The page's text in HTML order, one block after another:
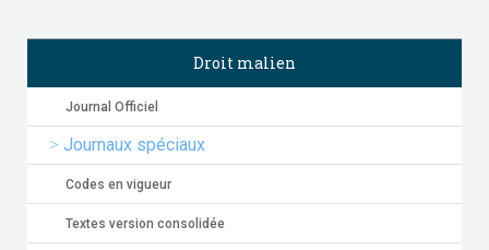
Droit malien
Journal Officiel
Journaux spéciaux
Codes en vigueur
Textes version consolidée